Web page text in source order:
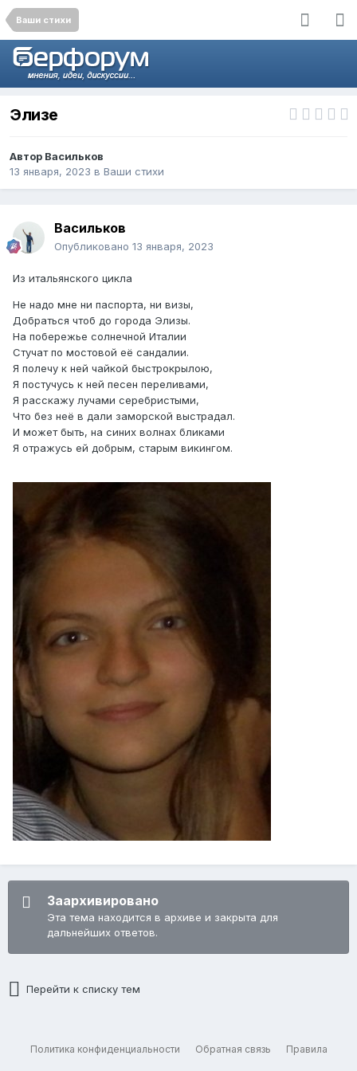
Ваши стихи
Элизе
Автор Васильков
13 января, 2023 в Ваши стихи
Васильков
Опубликовано 13 января, 2023
Из итальянского цикла
Не надо мне ни паспорта, ни визы,
Добраться чтоб до города Элизы.
На побережье солнечной Италии
Стучат по мостовой её сандалии.
Я полечу к ней чайкой быстрокрылою,
Я постучусь к ней песен переливами,
Я расскажу лучами серебристыми,
Что без неё в дали заморской выстрадал.
И может быть, на синих волнах бликами
Я отражусь ей добрым, старым викингом.
Заархивировано
Эта тема находится в архиве и закрыта для
дальнейших ответов.
Перейти к списку тем
Политика конфиденциальности Обратная связь Правила